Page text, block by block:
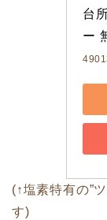
台
ー
(↑塩素特有の”
す)